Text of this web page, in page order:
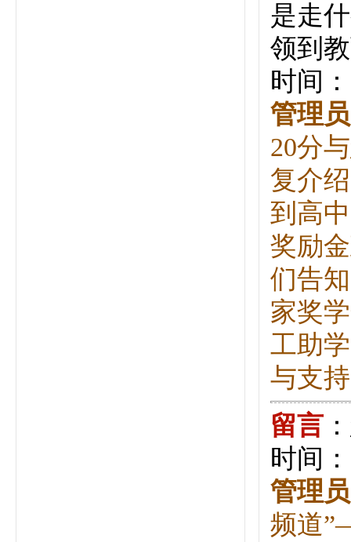
是走
领到
时间
管理
20分
复介
到高
奖励
们告
家奖
工助
与支
留言
时间
管理
频道